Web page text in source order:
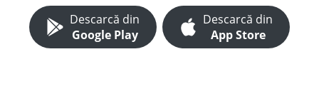
Descarcă din
Google Play
Descarcă din
App Store